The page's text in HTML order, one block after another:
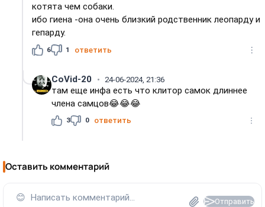
котята чем собаки.
ибо гиена -она очень близкий родственник леопарду и
гепарду.
6 1 ответить
CoVid-20 24-06-2024, 21:36
там еще инфа есть что клитор самок длиннее
члена самцов😂😂😂
3 0 ответить
Оставить комментарий
😊 Написать комментарий... Отправить